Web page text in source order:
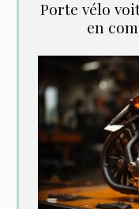
Porte vélo
en